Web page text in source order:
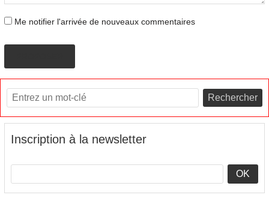
Me notifier l'arrivée de nouveaux commentaires
Rechercher
Inscription à la newsletter
OK